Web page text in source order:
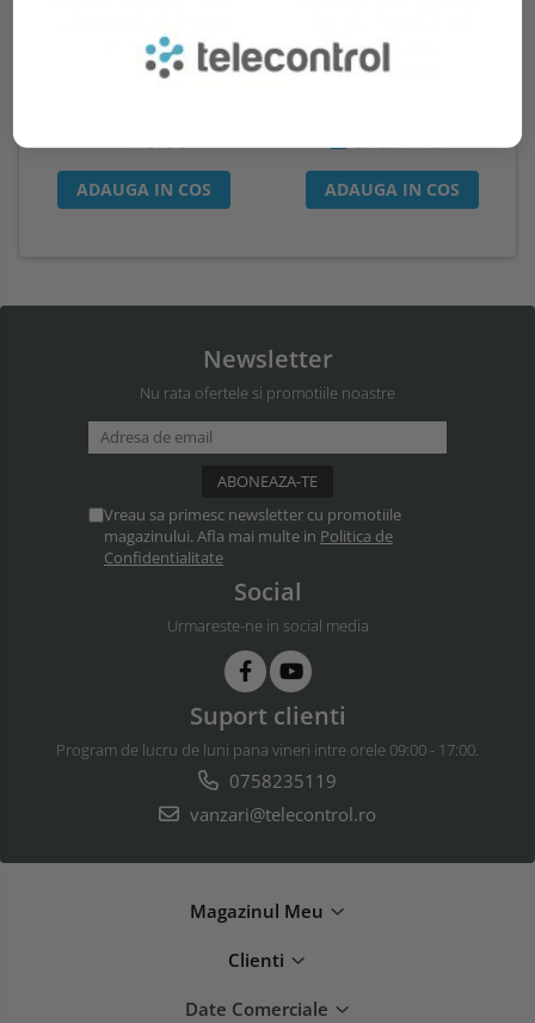
61,18 RON
IN STOC
ADAUGA IN COS
370,26 RON
287,55 RON
LA COMANDA
ADAUGA IN COS
Newsletter
Nu rata ofertele si promotiile noastre
Vreau sa primesc newsletter cu promotiile
magazinului. Afla mai multe in Politica de
Confidentialitate
Social
Urmareste-ne in social media
Suport clienti
Program de lucru de luni pana vineri intre orele 09:00 - 17:00.
0758235119
vanzari@telecontrol.ro
Magazinul Meu
Clienti
Date Comerciale